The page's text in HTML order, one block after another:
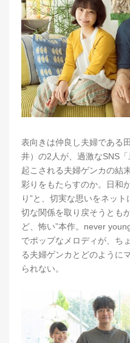
表向きは仲良し夫婦である
井）の2人が、過激なSNS
起こされる夫婦ゲンカの結
彩りをもたらすのか。日和
り”と、切実な思いをネッ
切な関係を取り戻そうとも
ど、怖い”本作。never
でポップなメロディが、ち
る夫婦ゲンカとどのように
られない。